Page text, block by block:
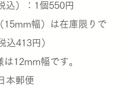
込）：1個550円
幅）は在庫限りで
込413円）
12mm幅です。
本郵便